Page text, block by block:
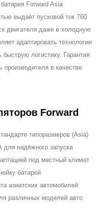
Forward Asia
выдаёт пусковой ток 760
двигателя даже в холодную
адаптировать технологии
логистику. Гарантия
производителя в качестве
Forward
типоразмеров (Asia)
для надёжного запуска
под местный климат
батарей
азиатских автомобилей
различных моделей авто